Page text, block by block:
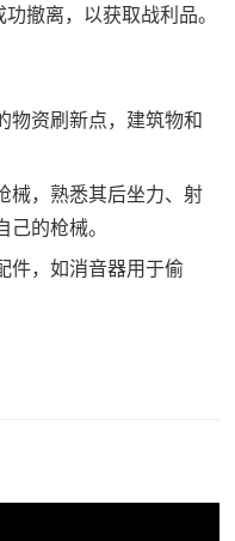
撤离，以获取战利品。
物资刷新点，建筑物和
械，熟悉其后坐力、射
的枪械。
件，如消音器用于偷